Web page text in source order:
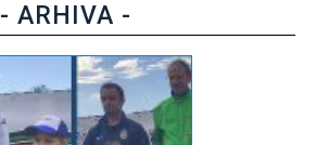
- ARHIVA -